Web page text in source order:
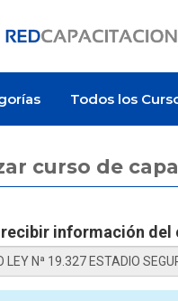
Todos los
curso de
recibir información del